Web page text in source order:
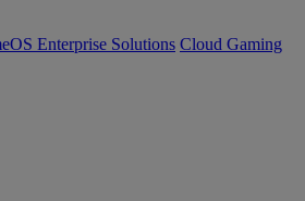
Enterprise Solutions Cloud Gaming